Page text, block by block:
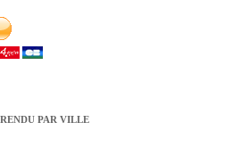
PAR VILLE